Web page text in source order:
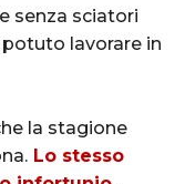
senza sciatori
lavorare in
la stagione
Lo stesso